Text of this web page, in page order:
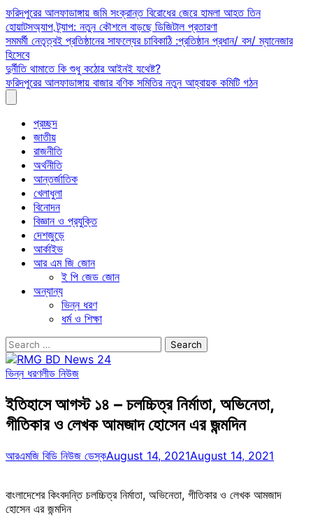
Skip
to
content
ফরিদপুরের আলফাডাঙ্গায় জমি সংক্রান্ত বিরোধের জেরে হামলা আহত তিন
হোয়াটসঅ্যাপ ট্র্যাপ: নতুন কৌশলে বাড়ছে ডিজিটাল প্রতারণা
সমমর্মী নেতৃত্বই প্রতিষ্ঠানের সাফল্যের চাবিকাঠি :প্রতিষ্ঠান প্রধান/ বস/ ম্যানেজার
হিসেবে
দুর্নীতি থামাতে কি শুধু কঠোর আইনই যথেষ্ট?
ফরিদপুরের আলফাডাঙ্গায় বাজার বণিক সমিতির নতুন আহ্বায়ক কমিটি গঠন
প্রচ্ছদ
জাতীয়
রাজনীতি
অর্থনীতি
আন্তর্জাতিক
খেলাধুলা
বিনোদন
বিজ্ঞান ও প্রযুক্তি
দেশজুড়ে
আর্কাইভ
আর এম জি জোন
ই পি জেড জোন
অন্যান্য
ভিন্ন ধরণ
ধর্ম ও শিক্ষা
Search
for:
ভিন্ন ধরণলীড নিউজ
ইতিহাসে আগস্ট ১৪ – চলচ্চিত্র নির্মাতা, অভিনেতা,
গীতিকার ও লেখক আমজাদ হোসেন এর জন্মদিন
আরএমজি বিডি নিউজ ডেস্কAugust 14, 2021August 14, 2021
বাংলাদেশের কিংবদন্তি চলচ্চিত্র নির্মাতা, অভিনেতা, গীতিকার ও লেখক আমজাদ
হোসেন এর জন্মদিন